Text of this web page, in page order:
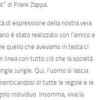
di Frank Zappa.
di espressione della nostra vera
è stato realizzato con l’amico e
quello che avevamo in testa ci
linea con tutto ciò che la società
Jungle. Qui, l’uomo si lascia
di tutte le regole e le
individuo. Insomma, viva la